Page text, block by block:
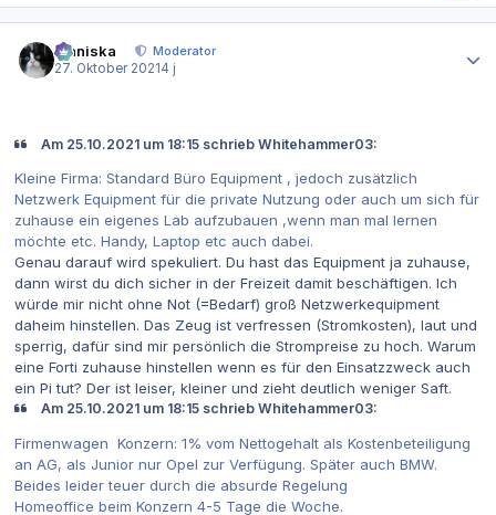
Maniska
Moderator
27. Oktober 2021 4 j
Am 25.10.2021 um 18:15 schrieb Whitehammer03:
Kleine Firma: Standard Büro Equipment , jedoch zusätzlich
Netzwerk Equipment für die private Nutzung oder auch um sich für
zuhause ein eigenes Lab aufzubauen ,wenn man mal lernen
möchte etc. Handy, Laptop etc auch dabei.
Genau darauf wird spekuliert. Du hast das Equipment ja zuhause,
dann wirst du dich sicher in der Freizeit damit beschäftigen. Ich
würde mir nicht ohne Not (=Bedarf) groß Netzwerkequipment
daheim hinstellen. Das Zeug ist verfressen (Stromkosten), laut und
sperrig, dafür sind mir persönlich die Strompreise zu hoch. Warum
eine Forti zuhause hinstellen wenn es für den Einsatzzweck auch
ein Pi tut? Der ist leiser, kleiner und zieht deutlich weniger Saft.
Am 25.10.2021 um 18:15 schrieb Whitehammer03:
Firmenwagen Konzern: 1% vom Nettogehalt als Kostenbeteiligung
an AG, als Junior nur Opel zur Verfügung. Später auch BMW.
Beides leider teuer durch die absurde Regelung
Homeoffice beim Konzern 4-5 Tage die Woche.